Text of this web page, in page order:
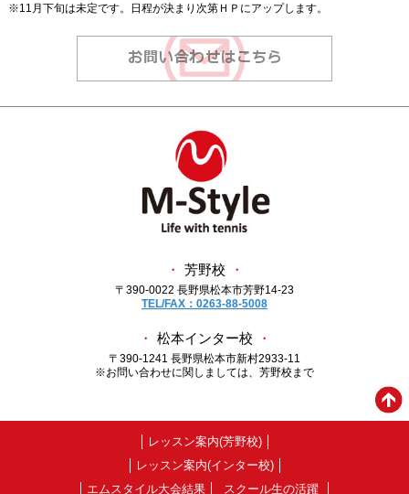
※11月下旬は未定です。日程が決まり次第ＨＰにアップします。
・ 芳野校 ・
〒390-0022 長野県松本市芳野14-23
TEL/FAX：0263-88-5008
・ 松本インター校 ・
〒390-1241 長野県松本市新村2933-11
※お問い合わせに関しましては、芳野校まで
レッスン案内(芳野校)
レッスン案内(インター校)
エムスタイル大会結果
スクール生の活躍